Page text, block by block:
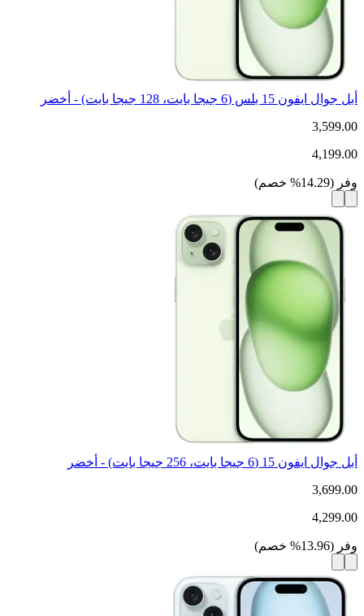
أبل جوال ايفون 15 بلس (6 جيجا بايت، 128 جيجا بايت) - أخضر
3,599.00
4,199.00
وفر (
14.29
% خصم)
أبل جوال ايفون 15 (6 جيجا بايت، 256 جيجا بايت) - أخضر
3,699.00
4,299.00
وفر (
13.96
% خصم)